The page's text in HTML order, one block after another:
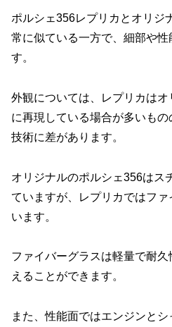
ポルシェ356レプリカとオリジ
常に似ている一方で、細部や性
す。
外観については、レプリカは
に再現している場合が多いも
技術に差があります。
オリジナルのポルシェ356はス
ていますが、レプリカではフ
います。
ファイバーグラスは軽量で耐
えることができます。
また、性能面ではエンジンと